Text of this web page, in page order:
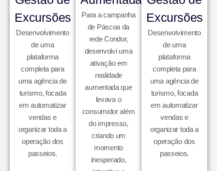
Excursões
Desenvolvimento
de uma
plataforma
completa para
uma agência de
turismo, focada
em automatizar
vendas e
organizar toda a
operação dos
passeios.
Para a campanha
de Páscoa da
rede Condor,
desenvolvi uma
ativação em
realidade
aumentada que
levava o
consumidor além
do impresso,
criando um
momento
inesperado,
Excursões
Desenvolvimento
de uma
plataforma
completa para
uma agência de
turismo, focada
em automatizar
vendas e
organizar toda a
operação dos
passeios.